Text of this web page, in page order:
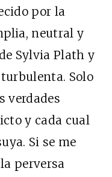
por la
neutral y
Sylvia Plath y
Solo
verdades
y cada cual
Si se me
perversa